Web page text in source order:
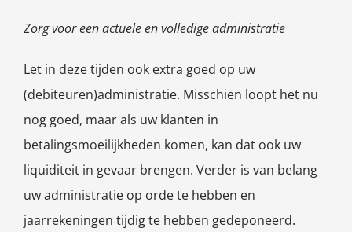
Zorg voor een actuele en volledige administratie
Let in deze tijden ook extra goed op uw
(debiteuren)administratie. Misschien loopt het nu
nog goed, maar als uw klanten in
betalingsmoeilijkheden komen, kan dat ook uw
liquiditeit in gevaar brengen. Verder is van belang
uw administratie op orde te hebben en
jaarrekeningen tijdig te hebben gedeponeerd.